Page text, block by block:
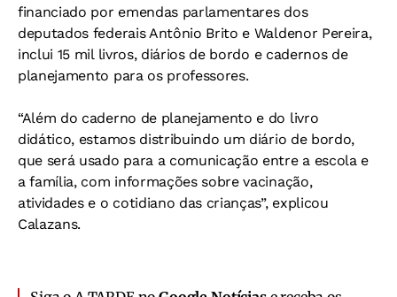
financiado por emendas parlamentares dos
deputados federais Antônio Brito e Waldenor Pereira,
inclui 15 mil livros, diários de bordo e cadernos de
planejamento para os professores.
“Além do caderno de planejamento e do livro
didático, estamos distribuindo um diário de bordo,
que será usado para a comunicação entre a escola e
a família, com informações sobre vacinação,
atividades e o cotidiano das crianças”, explicou
Calazans.